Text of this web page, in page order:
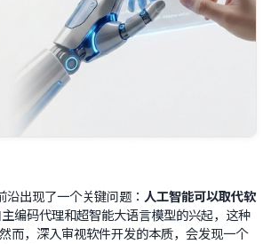
出现了一个关键问题： 人工智能可以取代软
主编码代理和超智能大语言模型的兴起，这种
而，深入审视软件开发的本质，会发现一个